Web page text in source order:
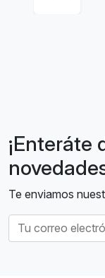
¡Enteráte
Te enviamos